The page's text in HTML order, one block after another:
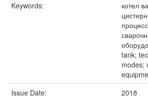
Keywords:
котел
tank;
modes;
Issue Date:
2018